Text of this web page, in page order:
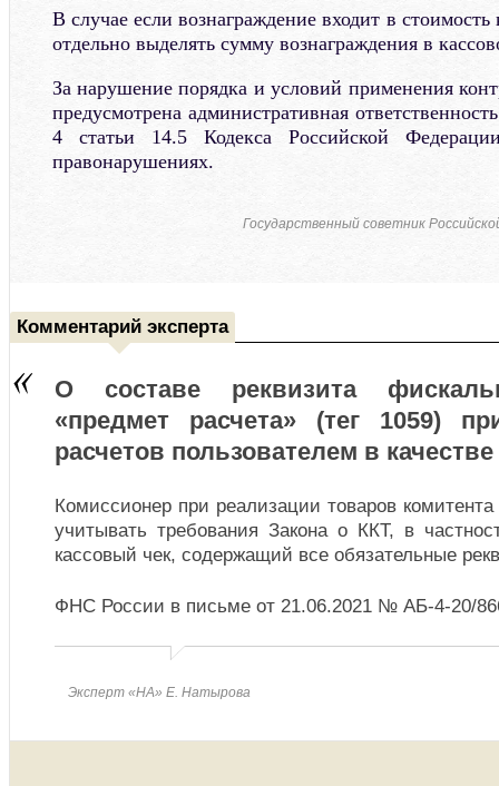
В случае если вознаграждение входит в
отдельно выделять сумму вознаграждения в
За нарушение порядка и условий применения
предусмотрена административная
4 статьи 14.5 Кодекса Российской
правонарушениях.
Государственный советник
Комментарий эксперта
О составе реквизита
«предмет расчета» (тег 1059)
расчетов пользователем в
Комиссионер при реализации товаров
учитывать требования Закона о ККТ, в
кассовый чек, содержащий все обязательные
ФНС России в письме от 21.06.2021 № АБ-4-20/
Эксперт «НА» Е. Натырова